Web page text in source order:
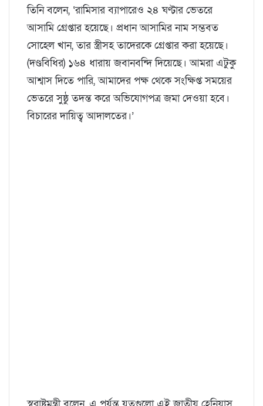
তিনি বলেন, ‘রামিসার ব্যাপারেও ২৪ ঘণ্টার ভেতরে
আসামি গ্রেপ্তার হয়েছে। প্রধান আসামির নাম সম্ভবত
সোহেল খান, তার স্ত্রীসহ তাদেরকে গ্রেপ্তার করা হয়েছে।
(দণ্ডবিধির) ১৬৪ ধারায় জবানবন্দি দিয়েছে। আমরা এটুকু
আশ্বাস দিতে পারি, আমাদের পক্ষ থেকে সংক্ষিপ্ত সময়ের
ভেতরে সুষ্ঠু তদন্ত করে অভিযোগপত্র জমা দেওয়া হবে।
বিচারের দায়িত্ব আদালতের।’